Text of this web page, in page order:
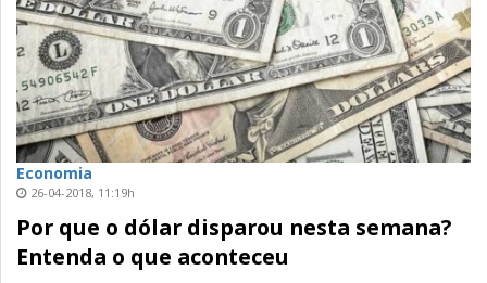
Economia
26-04-2018, 11:19h
Por que o dólar disparou nesta semana?
Entenda o que aconteceu